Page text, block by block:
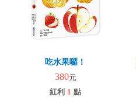
吃水果囉！
380元
紅利 1 點